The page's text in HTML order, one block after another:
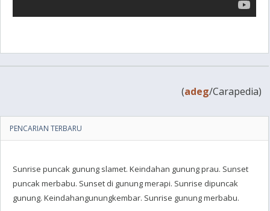
(adeg/Carapedia)
PENCARIAN TERBARU
Sunrise puncak gunung slamet. Keindahan gunung prau. Sunset
puncak merbabu. Sunset di gunung merapi. Sunrise dipuncak
gunung. Keindahangunungkembar. Sunrise gunung merbabu.